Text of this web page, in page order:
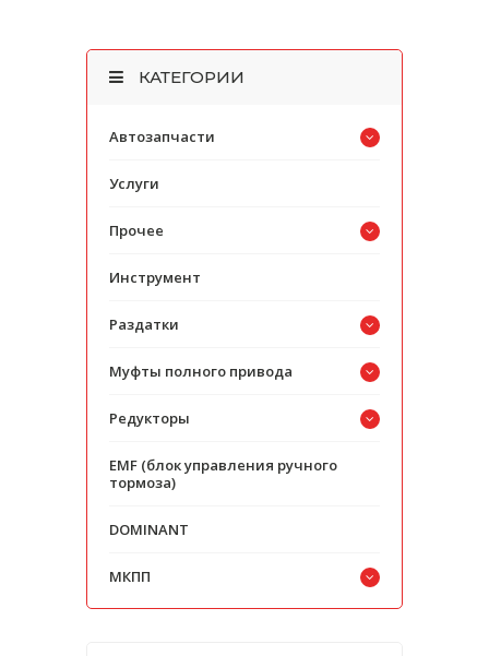
КАТЕГОРИИ
Автозапчасти
Услуги
Прочее
Инструмент
Раздатки
Муфты полного привода
Редукторы
EMF (блок управления ручного
тормоза)
DOMINANT
МКПП